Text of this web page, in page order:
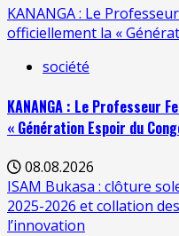
KANANGA : Le
officiellement la «
société
KANANGA : Le Professeur
« Génération Espoir du
08.08.2026
ISAM Bukasa : clôture
2025-2026 et collation
l’innovation